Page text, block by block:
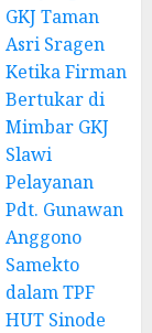
GKJ Taman
Asri Sragen
Ketika Firman
Bertukar di
Mimbar GKJ
Slawi
Pelayanan
Pdt. Gunawan
Anggono
Samekto
dalam TPF
HUT Sinode